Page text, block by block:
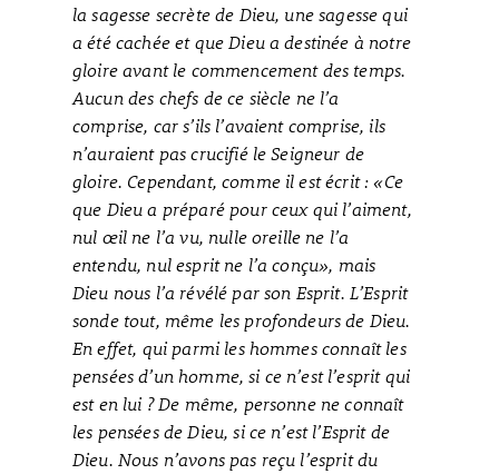
la sagesse secrète de Dieu, une sagesse qui
a été cachée et que Dieu a destinée à notre
gloire avant le commencement des temps.
Aucun des chefs de ce siècle ne l’a
comprise, car s’ils l’avaient comprise, ils
n’auraient pas crucifié le Seigneur de
gloire. Cependant, comme il est écrit : «Ce
que Dieu a préparé pour ceux qui l’aiment,
nul œil ne l’a vu, nulle oreille ne l’a
entendu, nul esprit ne l’a conçu», mais
Dieu nous l’a révélé par son Esprit. L’Esprit
sonde tout, même les profondeurs de Dieu.
En effet, qui parmi les hommes connaît les
pensées d’un homme, si ce n’est l’esprit qui
est en lui ? De même, personne ne connaît
les pensées de Dieu, si ce n’est l’Esprit de
Dieu. Nous n’avons pas reçu l’esprit du